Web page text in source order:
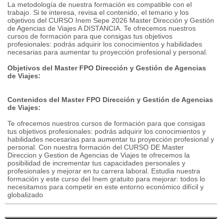
La metodología de nuestra formación es compatible con el
trabajo. Si te interesa, revisa el contenido, el temario y los
objetivos del CURSO Inem Sepe 2026 Master Dirección y Gestión
de Agencias de Viajes A DISTANCIA. Te ofrecemos nuestros
cursos de formación para que consigas tus objetivos
profesionales: podrás adquirir los conocimientos y habilidades
necesarias para aumentar tu proyección profesional y personal.
Objetivos del Master FPO Dirección y Gestión de Agencias
de Viajes:
Contenidos del Master FPO Dirección y Gestión de Agencias
de Viajes:
Te ofrecemos nuestros cursos de formación para que consigas
tus objetivos profesionales: podrás adquirir los conocimientos y
habilidades necesarias para aumentar tu proyección profesional y
personal. Con nuestra formación del CURSO DE Master
Direccion y Gestion de Agencias de Viajes te ofrecemos la
posibilidad de incrementar tus capacidades personales y
profesionales y mejorar en tu carrera laboral. Estudia nuestra
formación y este curso del Inem gratuito para mejorar: todos lo
necesitamos para competir en este entorno económico difícil y
globalizado